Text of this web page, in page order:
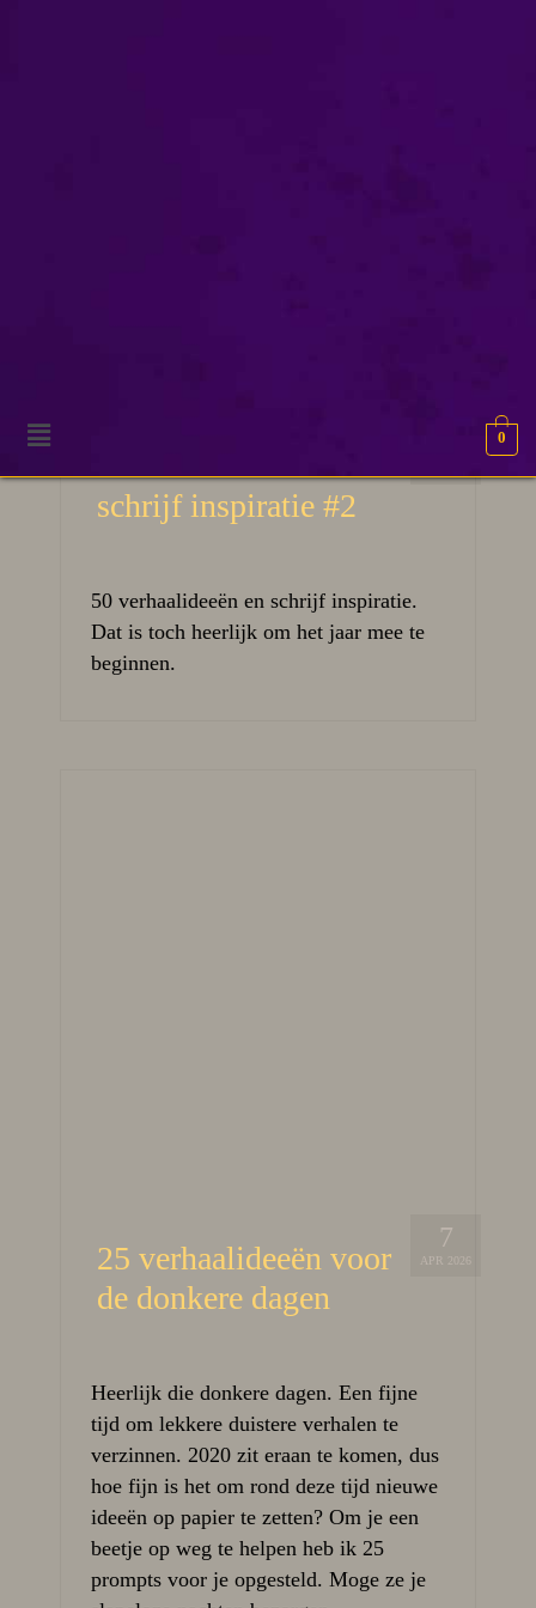
0
50 Verhaal ideeën en
schrijf inspiratie #2
50 verhaalideeën en schrijf inspiratie.
Dat is toch heerlijk om het jaar mee te
beginnen.
7
APR 2026
25 verhaalideeën voor
de donkere dagen
Heerlijk die donkere dagen. Een fijne
tijd om lekkere duistere verhalen te
verzinnen. 2020 zit eraan te komen, dus
hoe fijn is het om rond deze tijd nieuwe
ideeën op papier te zetten? Om je een
beetje op weg te helpen heb ik 25
prompts voor je opgesteld. Moge ze je